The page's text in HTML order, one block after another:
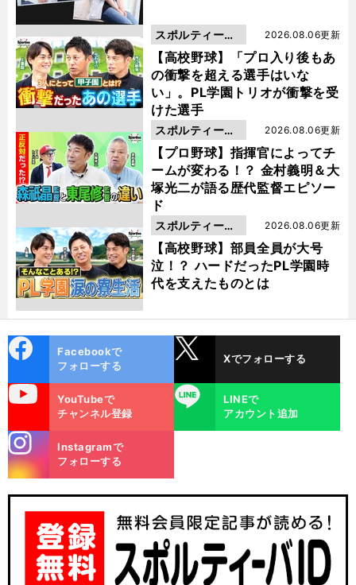
【高校野球】「プロ入り後もあ
の衝撃を超える選手はいな
い」。PL学園トリオが衝撃を受
けた選手
2026.08.06更新
スポルティーバ
動画
【プロ野球】指揮官によってチ
ームが変わる！？ 金村義明＆大
塚光二が語る歴代監督エピソー
ド
2026.08.06更新
スポルティーバ
動画
【高校野球】部員全員が大号
泣！？ ハードだったPL学園時
代を支えたものとは
2026.08.06更新
スポルティーバ
動画
ok
Facebookで
フォローする
Xでフォローする
YouTubeで
チャンネル登録
LINE
LINEで
アカウント追加
m
Instagramで
フォローする